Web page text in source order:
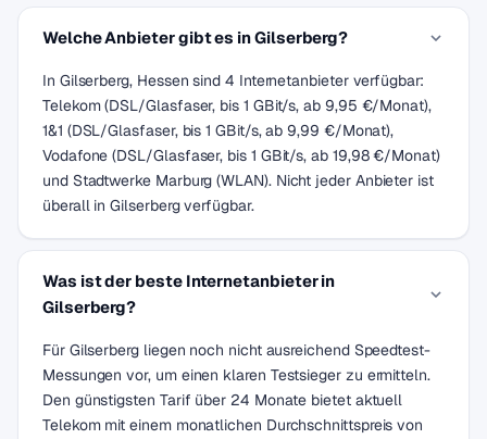
Welche Anbieter gibt es in Gilserberg?
In Gilserberg, Hessen sind 4 Internetanbieter verfügbar:
Telekom (DSL/Glasfaser, bis 1 GBit/s, ab 9,95 €/Monat),
1&1 (DSL/Glasfaser, bis 1 GBit/s, ab 9,99 €/Monat),
Vodafone (DSL/Glasfaser, bis 1 GBit/s, ab 19,98 €/Monat)
und Stadtwerke Marburg (WLAN). Nicht jeder Anbieter ist
überall in Gilserberg verfügbar.
Was ist der beste Internetanbieter in
Gilserberg?
Für Gilserberg liegen noch nicht ausreichend Speedtest-
Messungen vor, um einen klaren Testsieger zu ermitteln.
Den günstigsten Tarif über 24 Monate bietet aktuell
Telekom mit einem monatlichen Durchschnittspreis von